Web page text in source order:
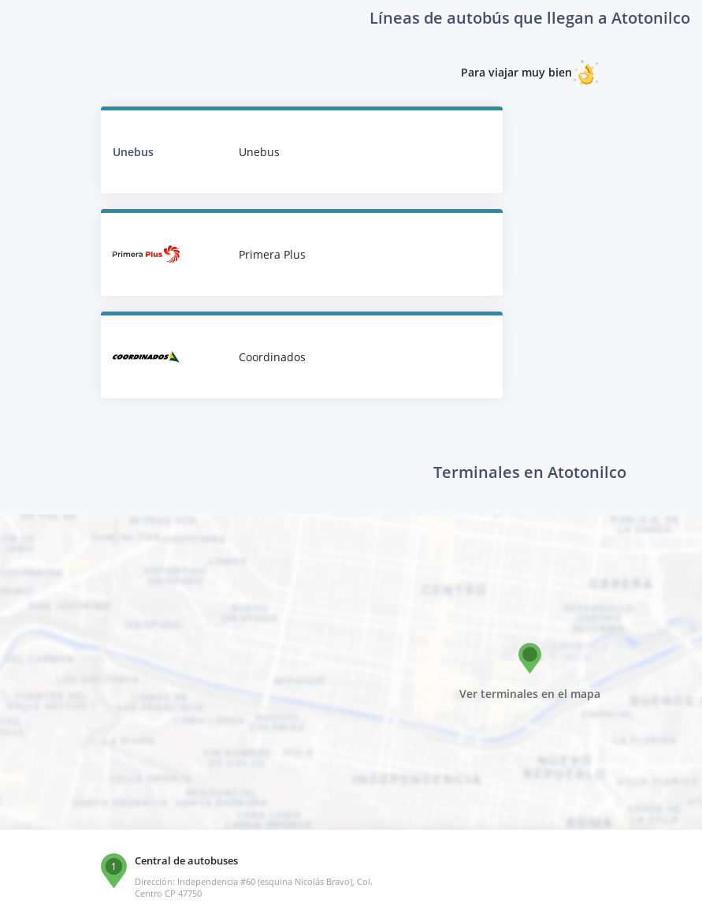
Líneas de autobús que llegan a Atotonilco
Para viajar muy bien
Unebus Unebus
Primera Plus
Coordinados
Terminales en Atotonilco
Ver terminales en el mapa
1 Central de autobuses
Dirección: Independencia #60 (esquina Nicolás Bravo), Col.
Centro CP 47750